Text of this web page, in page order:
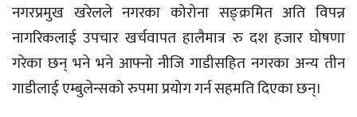
नगरप्रमुख खरेलले नगरका कोरोना सङ्क्रमित अति विपन्न
नागरिकलाई उपचार खर्चवापत हालैमात्र रु दश हजार घोषणा
गरेका छन् भने भने आफ्नो नीजि गाडीसहित नगरका अन्य तीन
गाडीलाई एम्बुलेन्सको रुपमा प्रयोग गर्न सहमति दिएका छन्।